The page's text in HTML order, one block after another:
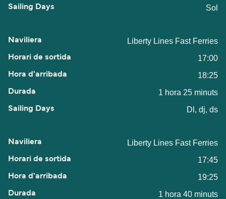
Sol
Liberty Lines Fast Ferries
17:00
18:25
1 hora 25 minuts
Dl, dj, ds
Liberty Lines Fast Ferries
17:45
19:25
1 hora 40 minuts